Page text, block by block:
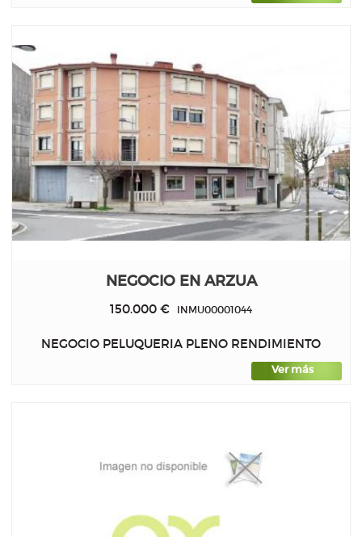
NEGOCIO EN ARZUA
150.000 € INMU00001044
NEGOCIO PELUQUERIA PLENO RENDIMIENTO
Ver más